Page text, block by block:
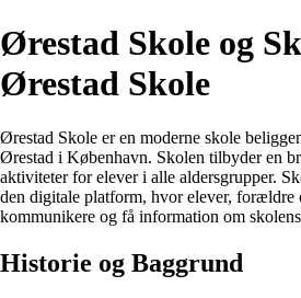
Ørestad Skole og
Ørestad Skole
Ørestad Skole er en moderne skole
Ørestad i København. Skolen tilbyder en
aktiviteter for elever i alle aldersgrupper.
den digitale platform, hvor elever, forældre
kommunikere og få information om
Historie og Baggrund